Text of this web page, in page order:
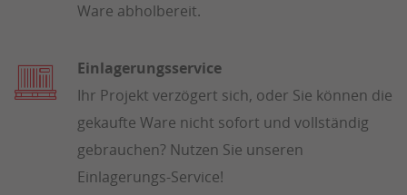
Ware abholbereit.
Einlagerungsservice
Ihr Projekt verzögert sich, oder Sie können die
gekaufte Ware nicht sofort und vollständig
gebrauchen? Nutzen Sie unseren
Einlagerungs-Service!